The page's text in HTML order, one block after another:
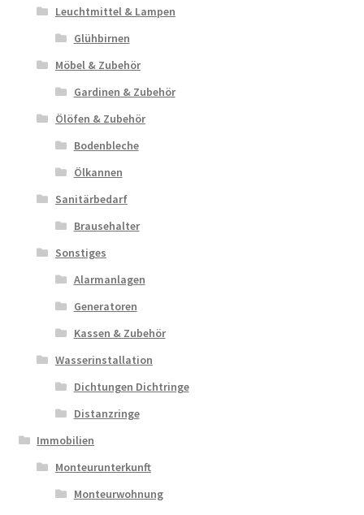
Leuchtmittel & Lampen
Glühbirnen
Möbel & Zubehör
Gardinen & Zubehör
Ölöfen & Zubehör
Bodenbleche
Ölkannen
Sanitärbedarf
Brausehalter
Sonstiges
Alarmanlagen
Generatoren
Kassen & Zubehör
Wasserinstallation
Dichtungen Dichtringe
Distanzringe
Immobilien
Monteurunterkunft
Monteurwohnung